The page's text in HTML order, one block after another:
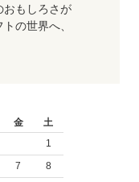
おもしろさが
の世界へ、
金
土
1
7
8